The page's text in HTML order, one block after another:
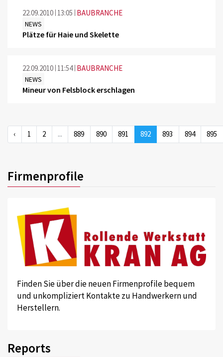
22.09.2010 13:05 BAUBRANCHE
NEWS
Plätze für Haie und Skelette
22.09.2010 11:54 BAUBRANCHE
NEWS
Mineur von Felsblock erschlagen
‹ 1 2 ... 889 890 891 892 893 894 895
Firmenprofile
Finden Sie über die neuen Firmenprofile bequem
und unkompliziert Kontakte zu Handwerkern und
Herstellern.
Reports